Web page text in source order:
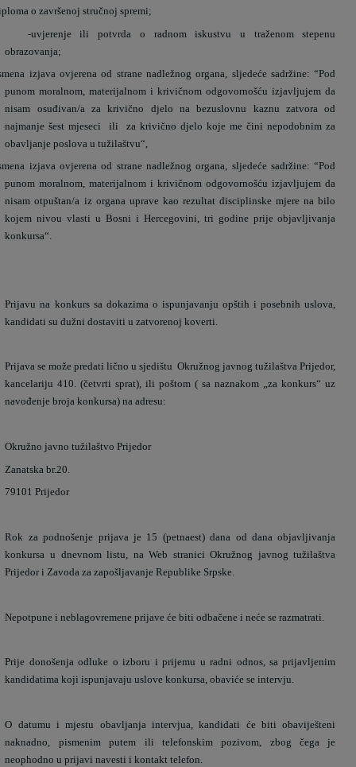
o završenoj stručnoj spremi;
-uvjerenje ili potvrda o radnom iskustvu u traženom stepenu
obrazovanja;
izjava ovjerena od strane nadležnog organa, sljedeće sadržine: “Pod
punom moralnom, materijalnom i krivičnom odgovornošću izjavljujem da
nisam osuđivan/a za krivično djelo na bezuslovnu kaznu zatvora od
najmanje šest mjeseci
ili
za krivično djelo koje me čini nepodobnim za
obavljanje poslova u tužilaštvu“,
izjava ovjerena od strane nadležnog organa, sljedeće sadržine: “Pod
punom moralnom, materijalnom i krivičnom odgovornošću izjavljujem da
nisam otpuštan/a iz organa uprave kao rezultat disciplinske mjere na bilo
kojem nivou vlasti u Bosni i Hercegovini, tri godine prije objavljivanja
konkursa“.
Prijavu na konkurs sa dokazima o ispunjavanju opštih i posebnih uslova,
kandidati su dužni dostaviti u zatvorenoj koverti.
Prijava se može predati lično u sjedištu Okružnog javnog tužilaštva Prijedor,
kancelariju 410. (četvrti sprat), ili poštom ( sa naznakom „za konkurs“ uz
navođenje broja konkursa) na adresu:
Okružno javno tužilaštvo Prijedor
Zanatska br.20.
79101 Prijedor
Rok za podnošenje prijava je 15 (petnaest) dana od dana objavljivanja
konkursa u dnevnom listu, na Web stranici Okružnog javnog tužilaštva
Prijedor i Zavoda za zapošljavanje Republike Srpske.
Nepotpune i neblagovremene prijave će biti odbačene i neće se razmatrati.
Prije donošenja odluke o izboru i prijemu u radni odnos, sa prijavljenim
kandidatima koji ispunjavaju uslove konkursa, obaviće se intervju.
O datumu i mjestu obavljanja intervjua, kandidati će biti obaviješteni
naknadno, pismenim putem ili telefonskim pozivom, zbog čega je
neophodno u prijavi navesti i kontakt telefon.